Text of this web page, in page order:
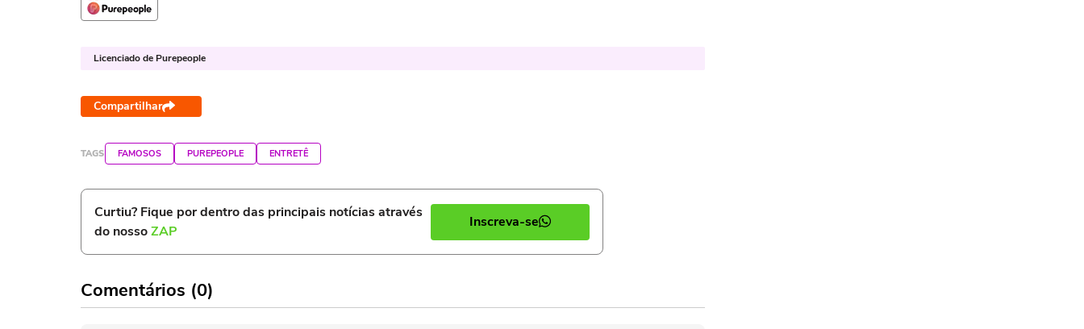
Licenciado de Purepeople
Compartilhar
TAGS FAMOSOS PUREPEOPLE ENTRETÊ
Curtiu? Fique por dentro das principais notícias através
do nossoZAP
Inscreva-se
Comentários (0)